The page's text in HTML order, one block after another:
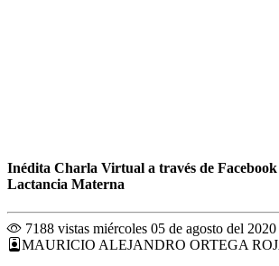
Inédita Charla Virtual a través de
Lactancia Materna
7188 vistas miércoles 05 de agosto del 2020
MAURICIO ALEJANDRO ORTEGA